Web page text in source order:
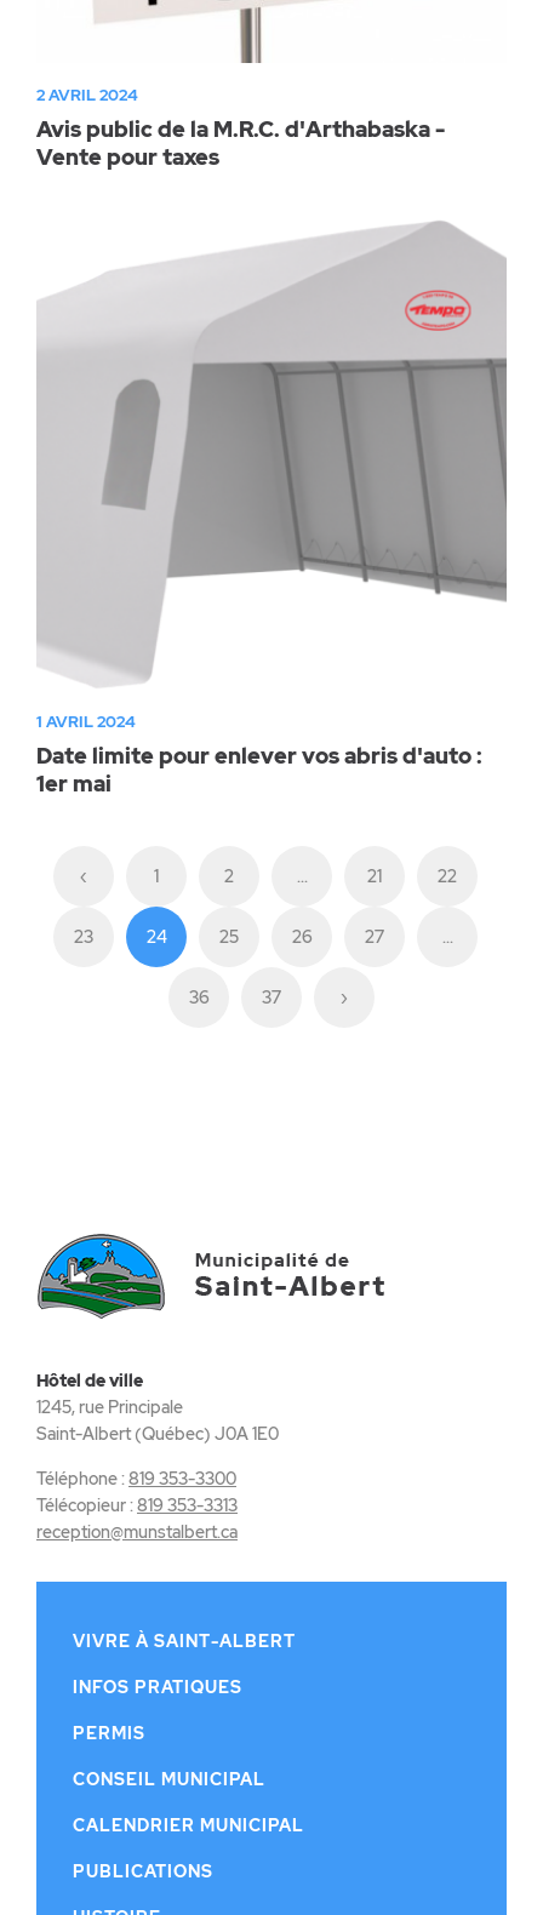
2 AVRIL 2024
Avis public de la M.R.C. d'Arthabaska -
Vente pour taxes
1 AVRIL 2024
Date limite pour enlever vos abris d'auto :
1er mai
‹ 1 2 ... 21 22
23 24 25 26 27 ...
36 37 ›
Hôtel de ville
1245, rue Principale
Saint-Albert (Québec) J0A 1E0
Téléphone :819 353-3300
Télécopieur :819 353-3313
reception@munstalbert.ca
VIVRE À SAINT-ALBERT
INFOS PRATIQUES
PERMIS
CONSEIL MUNICIPAL
CALENDRIER MUNICIPAL
PUBLICATIONS